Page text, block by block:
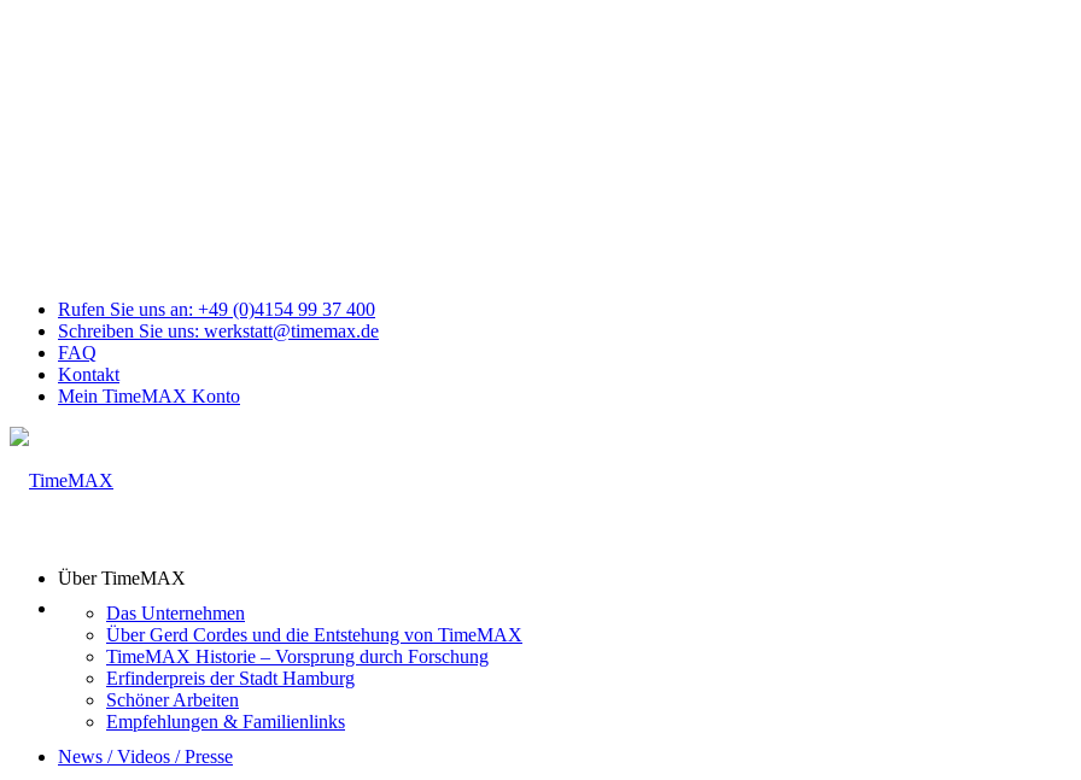
Rufen Sie uns an: +49 (0)4154 99 37 400
Schreiben Sie uns: werkstatt@timemax.de
FAQ
Kontakt
Mein TimeMAX Konto
Über TimeMAX
Das Unternehmen
Über Gerd Cordes und die Entstehung von TimeMAX
TimeMAX Historie – Vorsprung durch Forschung
Erfinderpreis der Stadt Hamburg
Schöner Arbeiten
Empfehlungen & Familienlinks
News / Videos / Presse